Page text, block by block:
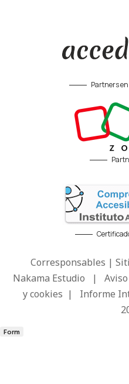
Partners en
Corresponsables |
Nakama Estudio |
y cookies | Informe
Form